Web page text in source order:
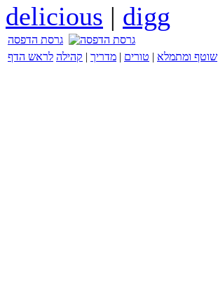
delicious | digg
גרסת הדפסה
לראש הדף
שוטף ומתמלא | טורים | מדריך | קהילה